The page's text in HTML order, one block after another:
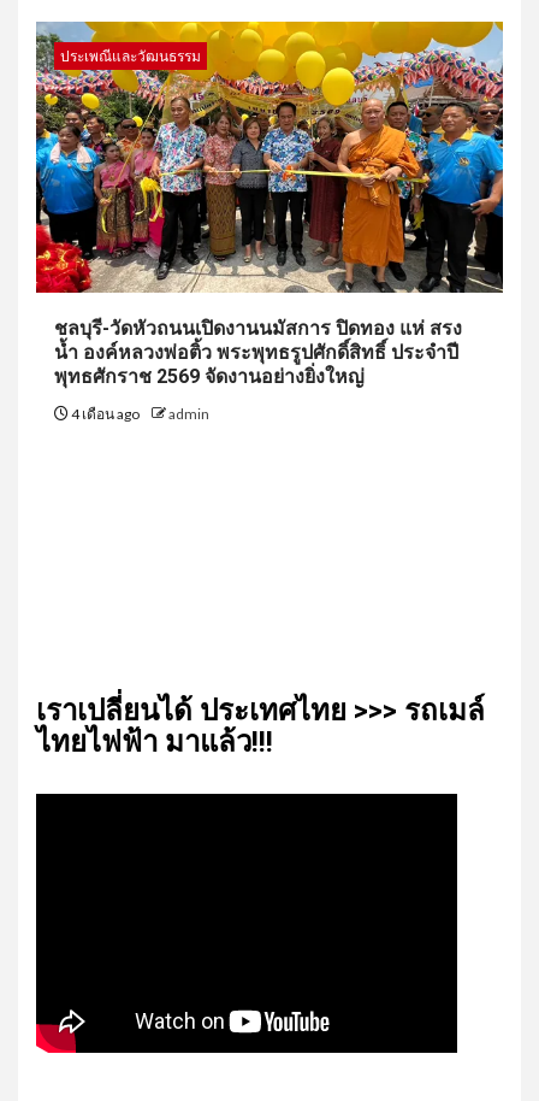
ประเพณีและวัฒนธรรม
ชลบุรี-วัดหัวถนนเปิดงานนมัสการ ปิดทอง แห่ สรง
น้ำ องค์หลวงพ่อติ้ว พระพุทธรูปศักดิ์สิทธิ์ ประจำปี
พุทธศักราช 2569 จัดงานอย่างยิ่งใหญ่
4 เดือน ago admin
เรา​เปลี่ยน​ได้​ ประเทศ​ไทย​ >>> รถเมล์​
ไทย​ไฟฟ้า​ มาแล้ว!!!